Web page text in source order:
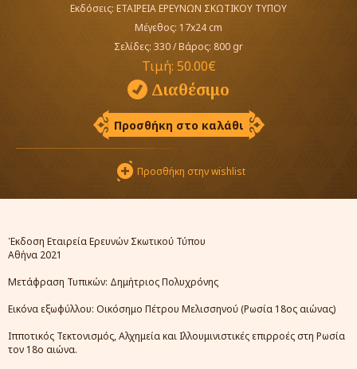
Εκδόσεις: ΕΤΑΙΡΕΙΑ ΕΡΕΥΝΩΝ ΣΚΩΤΙΚΟΥ ΤΥΠΟΥ
Μέγεθος: 17x24 cm
Σελίδες: 330/Βάρος: 800 gr
Τιμή: 50.00€
Διαθέσιμο
Προσθήκη στο καλάθι
Προσθήκη στην wishlist
Έκδοση Εταιρεία Ερευνών Σκωτικού Τύπου
Αθήνα 2021
Μετάφραση Τυπικών: Δημήτριος Πολυχρόνης
Εικόνα εξωφύλλου: Οικόσημο Πέτρου Μελισσηνού (Ρωσία 18ος αιώνας)
Ιπποτικός Τεκτονισμός, Αλχημεία και Ιλλουμινιστικές επιρροές στη Ρωσία
τον 18ο αιώνα.